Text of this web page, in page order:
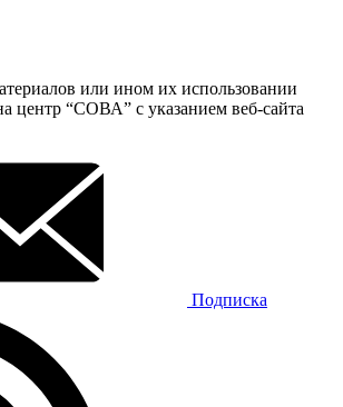
или ином их использовании
центр “СОВА” с указанием веб-сайта
Подписка